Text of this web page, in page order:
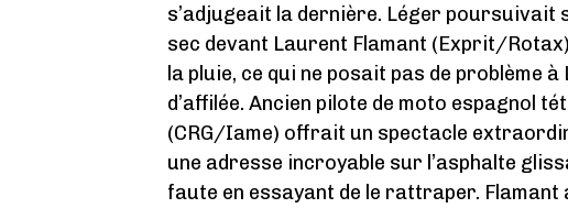
s’adjugeait la dernière. Léger poursuivait
sec devant Laurent Flamant (Exprit/
la pluie, ce qui ne posait pas de problème
d’affilée. Ancien pilote de moto espagnol
(CRG/Iame) offrait un spectacle
une adresse incroyable sur l’asphalte
faute en essayant de le rattraper.